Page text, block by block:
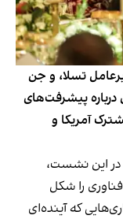
تسلا، و جن
درباره پیشرفت‌های
آمریکا و
آبان رویترز، در این نشست،
را شکل
که آینده‌ای